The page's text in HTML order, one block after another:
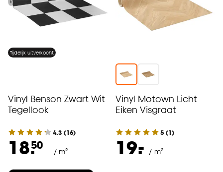
Tijdelijk uitverkocht
Vinyl Benson Zwart Wit
Tegellook
4.3 (16)
18.50
/ m²
Vinyl Motown Licht
Eiken Visgraat
5 (1)
19.
- / m²